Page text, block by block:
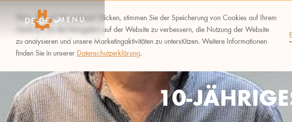
Wenn Sie auf "Akzeptieren" klicken, stimmen Sie der Speicherung von Cookies auf Ihrem
Gerät zu, um die Navigation auf der Website zu verbessern, die Nutzung der Website
zu analysieren und unsere Marketingaktivitäten zu unterstützen. Weitere Informationen
finden Sie in unserer Datenschutzerklärung.
MENU
DE-DE
10-